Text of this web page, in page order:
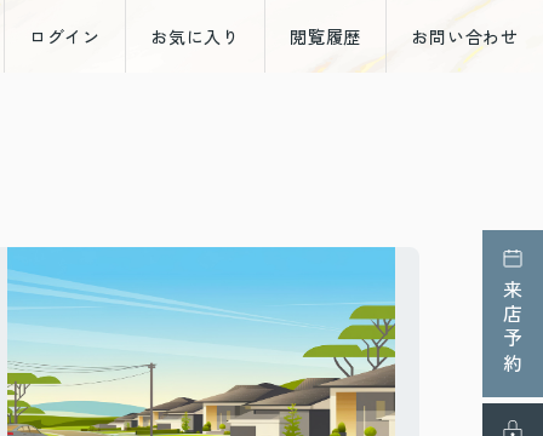
ログイン お気に入り 閲覧履歴 お問い合わせ
来店予約